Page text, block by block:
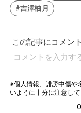
#吉澤柚月